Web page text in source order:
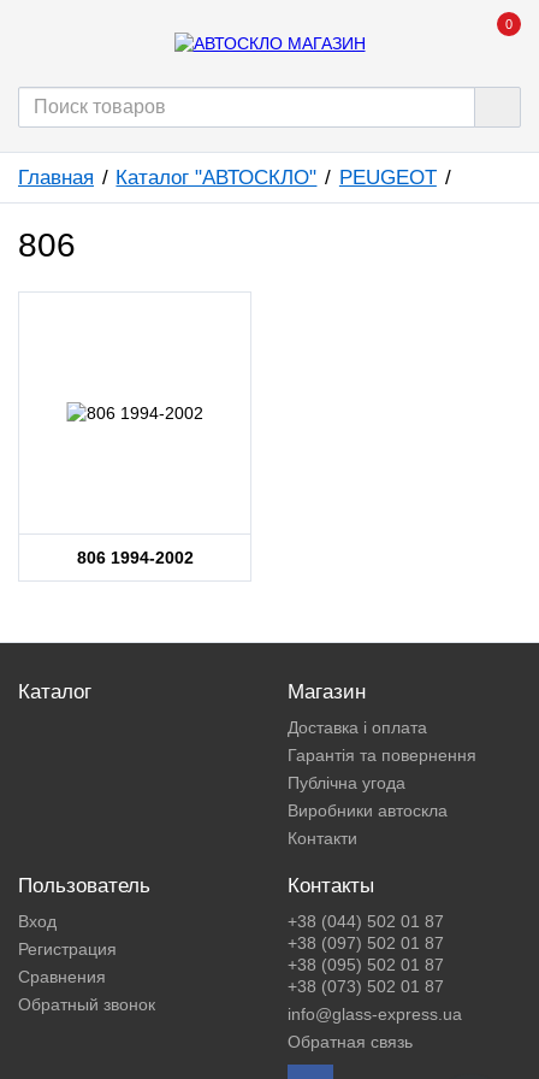
0
Главная Каталог "АВТОСКЛО" PEUGEOT
806
806 1994-2002
Каталог Магазин
Доставка і оплата
Гарантія та повернення
Публічна угода
Виробники автоскла
Контакти
Пользователь
Вход
Регистрация
Сравнения
Обратный звонок
Контакты
+38 (044) 502 01 87
+38 (097) 502 01 87
+38 (095) 502 01 87
+38 (073) 502 01 87
info@glass-express.ua
Обратная связь